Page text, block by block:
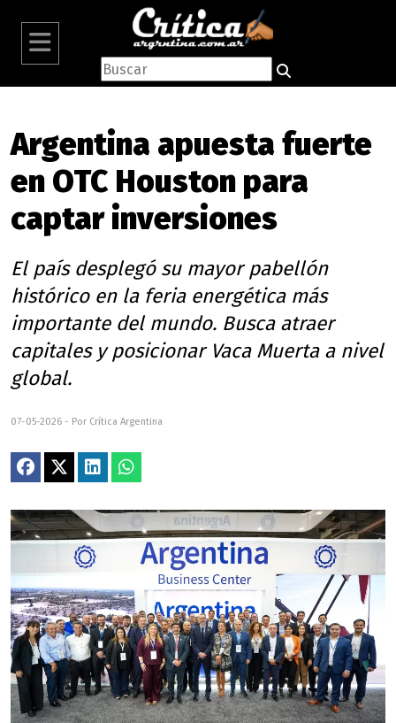
Argentina apuesta fuerte
en OTC Houston para
captar inversiones
El país desplegó su mayor pabellón
histórico en la feria energética más
importante del mundo. Busca atraer
capitales y posicionar Vaca Muerta a nivel
global.
07-05-2026 - Por Crítica Argentina